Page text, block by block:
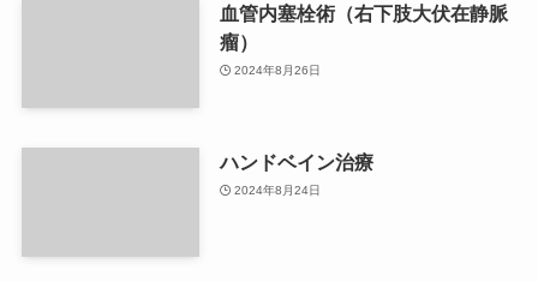
血管内塞栓術（右下肢大伏在静脈
瘤）
2024年8月26日
ハンドベイン治療
2024年8月24日